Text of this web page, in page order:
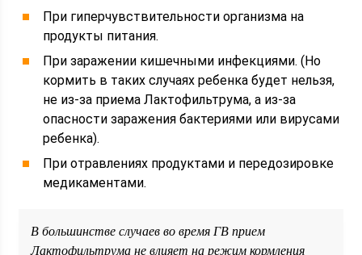
При гиперчувствительности организма на
продукты питания.
При заражении кишечными инфекциями. (Но
кормить в таких случаях ребенка будет нельзя,
не из-за приема Лактофильтрума, а из-за
опасности заражения бактериями или вирусами
ребенка).
При отравлениях продуктами и передозировке
медикаментами.
В большинстве случаев во время ГВ прием
Лактофильтрума не влияет на режим кормления